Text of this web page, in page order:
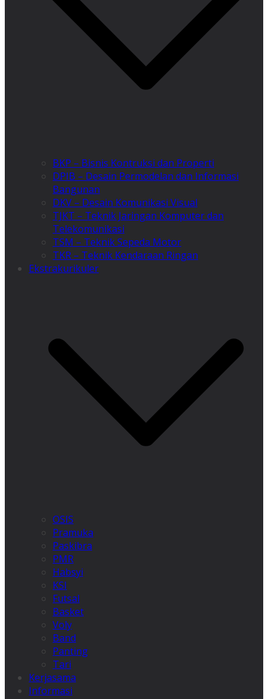
BKP – Bisnis Kontruksi dan Properti
DPIB – Desain Permodelan dan Informasi
Bangunan
DKV – Desain Komunikasi Visual
TJKT – Teknik Jaringan Komputer dan
Telekomunikasi
TSM – Teknik Sepeda Motor
TKR – Teknik Kendaraan Ringan
Ekstrakurikuler
OSIS
Pramuka
Paskibra
PMR
Habsyi
KSI
Futsal
Basket
Voly
Band
Panting
Tari
Kerjasama
Informasi